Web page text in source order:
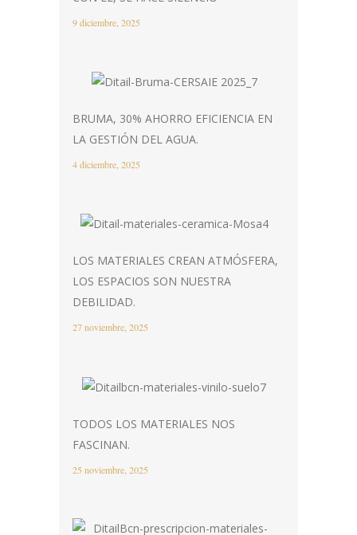
9 diciembre, 2025
BRUMA, 30% AHORRO EFICIENCIA EN
LA GESTIÓN DEL AGUA.
4 diciembre, 2025
LOS MATERIALES CREAN ATMÓSFERA,
LOS ESPACIOS SON NUESTRA
DEBILIDAD.
27 noviembre, 2025
TODOS LOS MATERIALES NOS
FASCINAN.
25 noviembre, 2025